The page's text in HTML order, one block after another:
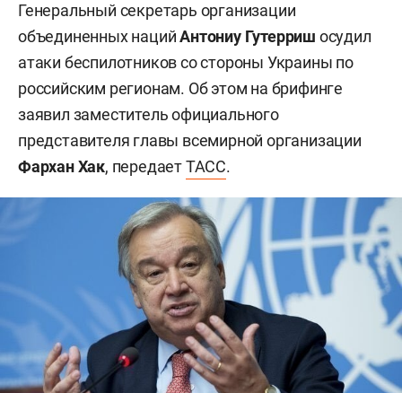
Генеральный секретарь организации
объединенных нацийАнтониу Гутерриш осудил
атаки беспилотников со стороны Украины по
российским регионам. Об этом на брифинге
заявил заместитель официального
представителя главы всемирной организации
Фархан Хак, передаетТАСС.